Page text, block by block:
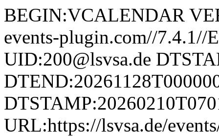
BEGIN:VCALENDAR
events-plugin.com//
UID:200@lsvsa.de
URL:https://lsvsa.de/